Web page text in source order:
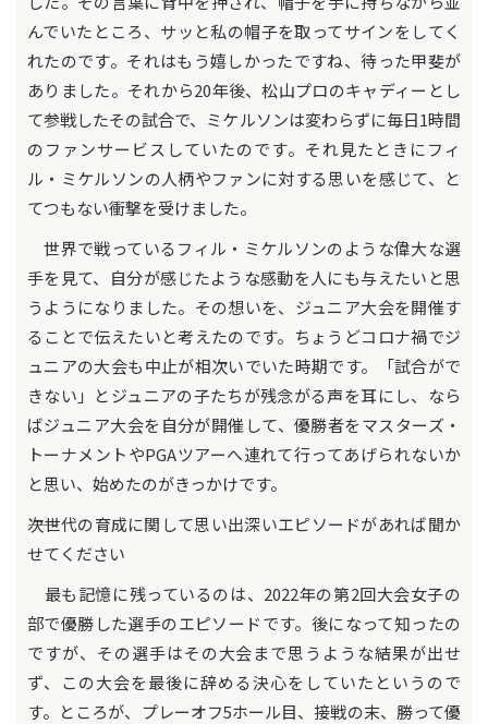
んでいたところ、サッと私の帽子を取ってサインをしてく
れたのです。それはもう嬉しかったですね、待った甲斐が
ありました。それから20年後、松山プロのキャディーとし
て参戦したその試合で、ミケルソンは変わらずに毎日1時間
のファンサービスしていたのです。それ見たときにフィ
ル・ミケルソンの人柄やファンに対する思いを感じて、と
てつもない衝撃を受けました。
世界で戦っているフィル・ミケルソンのような偉大な選
手を見て、自分が感じたような感動を人にも与えたいと思
うようになりました。その想いを、ジュニア大会を開催す
ることで伝えたいと考えたのです。ちょうどコロナ禍でジ
ュニアの大会も中止が相次いでいた時期です。「試合がで
きない」とジュニアの子たちが残念がる声を耳にし、なら
ばジュニア大会を自分が開催して、優勝者をマスターズ・
トーナメントやPGAツアーへ連れて行ってあげられないか
と思い、始めたのがきっかけです。
――次世代の育成に関して思い出深いエピソードがあれば聞か
せてください
最も記憶に残っているのは、2022年の第2回大会女子の
部で優勝した選手のエピソードです。後になって知ったの
ですが、その選手はその大会まで思うような結果が出せ
ず、この大会を最後に辞める決心をしていたというので
す。ところが、プレーオフ5ホール目、接戦の末、勝って優